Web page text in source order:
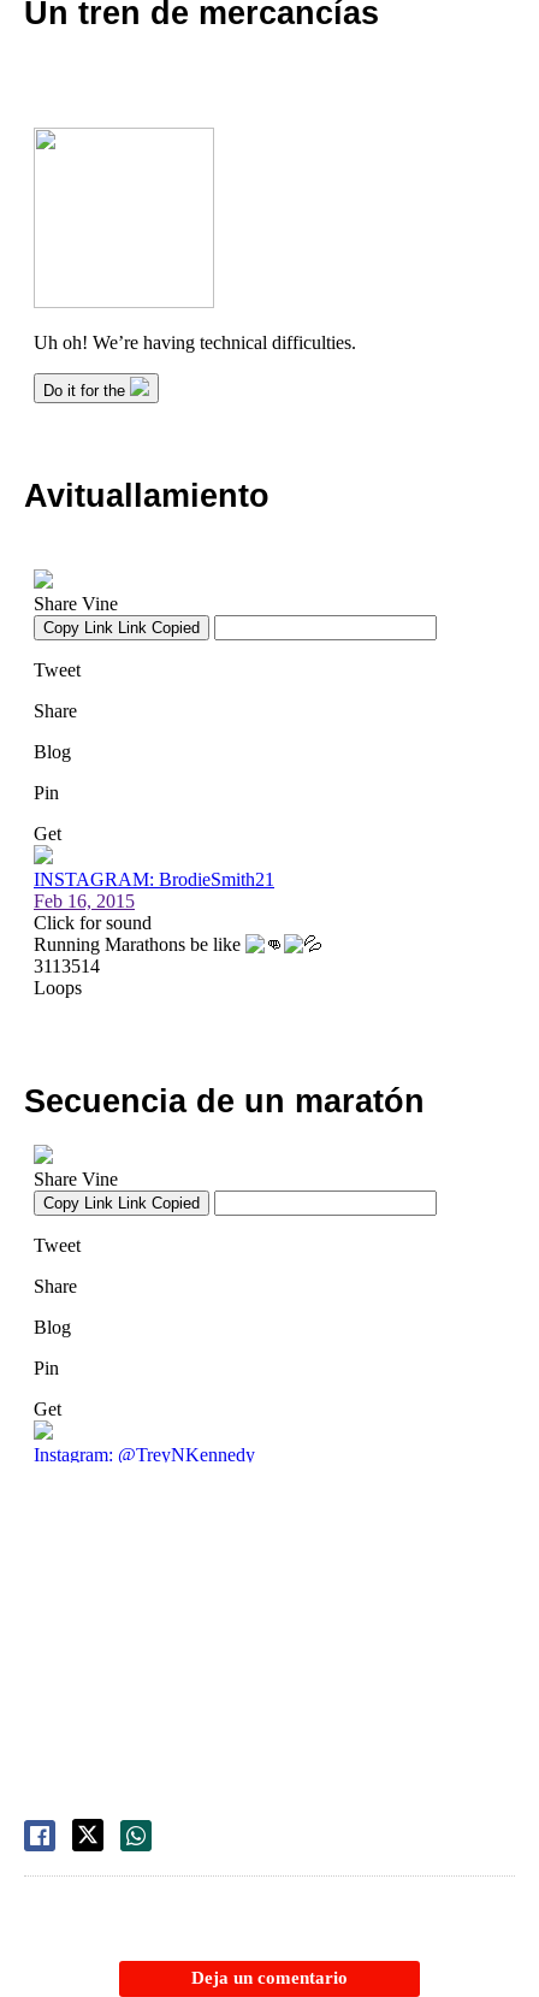
Un tren de mercancías
Avituallamiento
Secuencia de un maratón
Deja un comentario